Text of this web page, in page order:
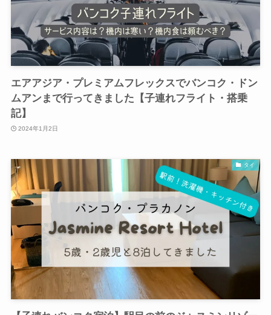
エアアジア・プレミアムフレックスでバンコク・ドン
ムアンまで行ってきました【子連れフライト・搭乗
記】
2024年1月2日
タイ